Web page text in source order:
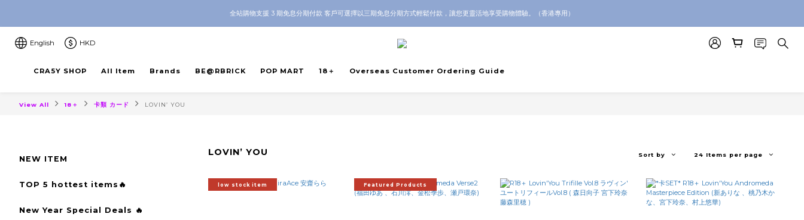
CRA5Y SHOP — 100% Authentic Guarantee｜Local HK & Worldwide Shipping｜💬 Questions? Message us on WhatsApp for toy sourcing inquiries!
全站購物支援 3 期免息分期付款 客戶可選擇以三期免息分期方式輕鬆付款，讓您更靈活地享受購物體驗。（香港專用）
CRA5Y SHOP — 100% Authentic Guarantee｜Local HK & Worldwide Shipping｜💬 Questions? Message us on WhatsApp for toy sourcing inquiries!
English HKD
CRA5Y SHOP All Item Brands BE@RBRICK POP MART 18＋ Overseas Customer Ordering Guide
View All 18＋ 卡類 カード LOVIN’ YOU
NEW ITEM
TOP 5 hottest items🔥
New Year Special Deals 🔥
LOVIN’ YOU Sort by 24 Items per page
low stock item Featured Products